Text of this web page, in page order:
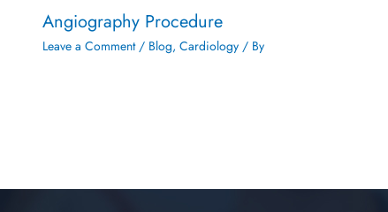
Angiography Procedure
Leave a Comment / Blog, Cardiology/ By